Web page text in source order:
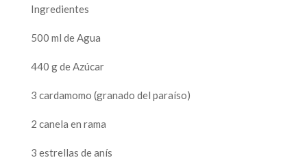
Ingredientes
500 ml de Agua
440 g de Azúcar
3 cardamomo (granado del paraíso)
2 canela en rama
3 estrellas de anís